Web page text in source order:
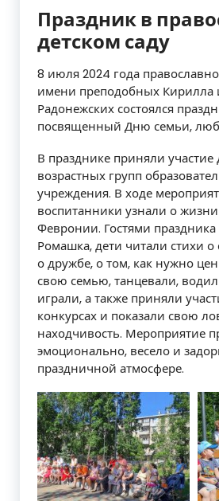
Праздник в
детском саду
8 июля 2024 года
имени преподобных
Радонежских состоялся
посвященный Дню семьи,
В празднике приняли участие
возрастных групп
учреждения. В ходе
воспитанники узнали о
Февронии. Гостями праздника
Ромашка, дети читали стихи
о дружбе, о том, как нужно
свою семью, танцевали,
играли, а также приняли
конкурсах и показали свою
находчивость. Мероприятие
эмоционально, весело и
праздничной атмосфере.